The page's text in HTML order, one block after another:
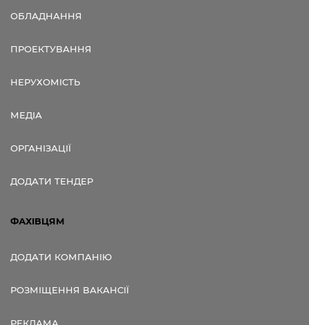
ОБЛАДНАННЯ
ПРОЕКТУВАННЯ
НЕРУХОМІСТЬ
МЕДІА
ОРГАНІЗАЦІЇ
ДОДАТИ ТЕНДЕР
ФАХІВЦЯМ
ДОДАТИ КОМПАНІЮ
РОЗМІЩЕННЯ ВАКАНСІЇ
РЕКЛАМА